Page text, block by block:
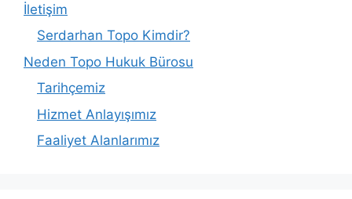
İletişim
Serdarhan Topo Kimdir?
Neden Topo Hukuk Bürosu
Tarihçemiz
Hizmet Anlayışımız
Faaliyet Alanlarımız